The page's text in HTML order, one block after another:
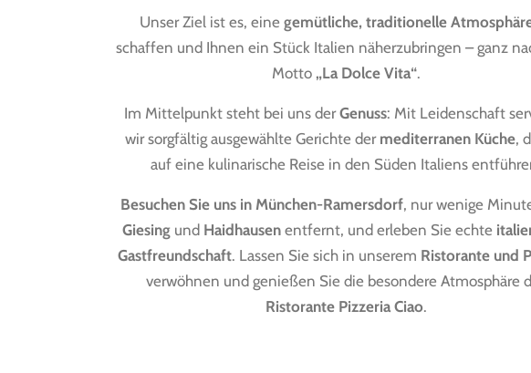
Unser Ziel ist es, eine gemütliche, traditionelle
schaffen und Ihnen ein Stück Italien näherzubringen – ganz
Motto „La Dolce Vita“.
Im Mittelpunkt steht bei uns derGenuss: Mit Leidenschaft
wir sorgfältig ausgewählte Gerichte der mediterranen Küche,
auf eine kulinarische Reise in den Süden Italiens
Besuchen Sie uns in München-Ramersdorf, nur wenige
Giesing und Haidhausen entfernt, und erleben Sie echte
Gastfreundschaft. Lassen Sie sich in unserem Ristorante und
verwöhnen und genießen Sie die besondere Atmosphäre
Ristorante Pizzeria Ciao.